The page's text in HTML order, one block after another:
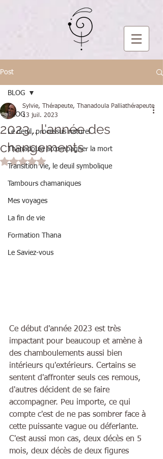
Post
BLOG
Le deuil, processus naturel
Thanadoula accompagner la mort
Transition vie, le deuil symbolique
Tambours chamaniques
Mes voyages
La fin de vie
Formation Thana
Le Saviez-vous
BLOG
2023... l'année des
changements
Sylvie, Thérapeute, Thanadoula Palliathérapeute
13 juil. 2023
Noté NaN étoiles sur 5.
Ce début d'année 2023 est très
impactant pour beaucoup et amène à
des chamboulements aussi bien
intérieurs qu'extérieurs. Certains se
sentent d'affronter seuls ces remous,
d'autres décident de se faire
accompagner. Peu importe, ce qui
compte c'est de ne pas sombrer face à
cette puissante vague ou déferlante.
C'est aussi mon cas, deux décès en 5
mois, deux décès de deux figures